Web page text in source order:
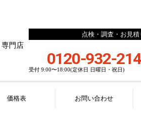
点検・調査・お見
0120-932-214
受付 9:00〜18:00(定休日 日曜日・祝日)
価格表 お問い合わせ